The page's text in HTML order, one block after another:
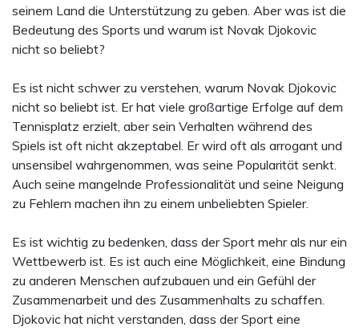
seinem Land die Unterstützung zu geben. Aber was ist die
Bedeutung des Sports und warum ist Novak Djokovic
nicht so beliebt?
Es ist nicht schwer zu verstehen, warum Novak Djokovic
nicht so beliebt ist. Er hat viele großartige Erfolge auf dem
Tennisplatz erzielt, aber sein Verhalten während des
Spiels ist oft nicht akzeptabel. Er wird oft als arrogant und
unsensibel wahrgenommen, was seine Popularität senkt.
Auch seine mangelnde Professionalität und seine Neigung
zu Fehlern machen ihn zu einem unbeliebten Spieler.
Es ist wichtig zu bedenken, dass der Sport mehr als nur ein
Wettbewerb ist. Es ist auch eine Möglichkeit, eine Bindung
zu anderen Menschen aufzubauen und ein Gefühl der
Zusammenarbeit und des Zusammenhalts zu schaffen.
Djokovic hat nicht verstanden, dass der Sport eine